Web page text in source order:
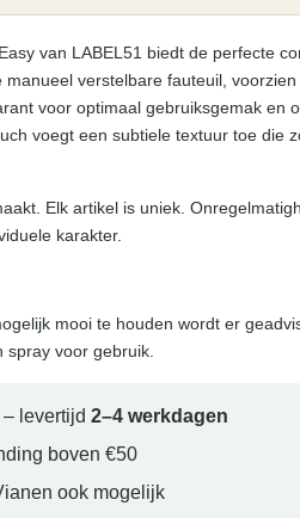
van LABEL51 biedt de perfecte
manueel verstelbare fauteuil,
voor optimaal gebruiksgemak en
voegt een subtiele textuur toe die
Elk artikel is uniek.
karakter.
mooi te houden wordt er
spray voor gebruik.
levertijd 2–4 werkdagen
boven €50
ook mogelijk